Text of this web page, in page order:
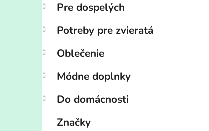
Pre dospelých
Potreby pre zvieratá
Oblečenie
Módne doplnky
Do domácnosti
Značky